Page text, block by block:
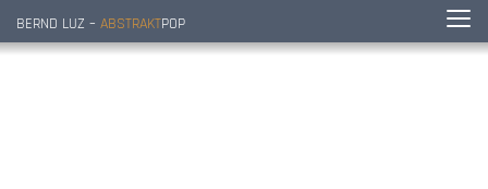
BERND LUZ – ABSTRAKTPOP